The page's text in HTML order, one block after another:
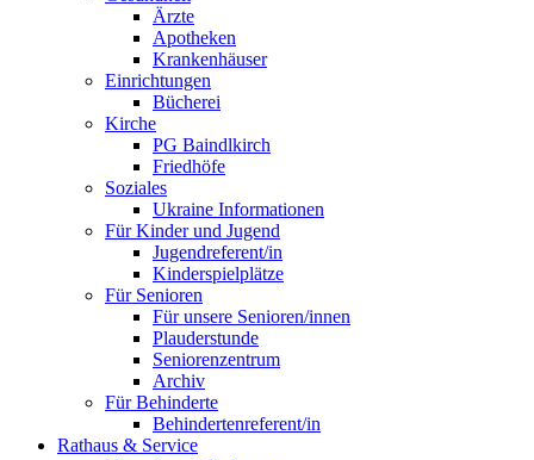
Ärzte
Apotheken
Krankenhäuser
Einrichtungen
Bücherei
Kirche
PG Baindlkirch
Friedhöfe
Soziales
Ukraine Informationen
Für Kinder und Jugend
Jugendreferent/in
Kinderspielplätze
Für Senioren
Für unsere Senioren/innen
Plauderstunde
Seniorenzentrum
Archiv
Für Behinderte
Behindertenreferent/in
Rathaus & Service